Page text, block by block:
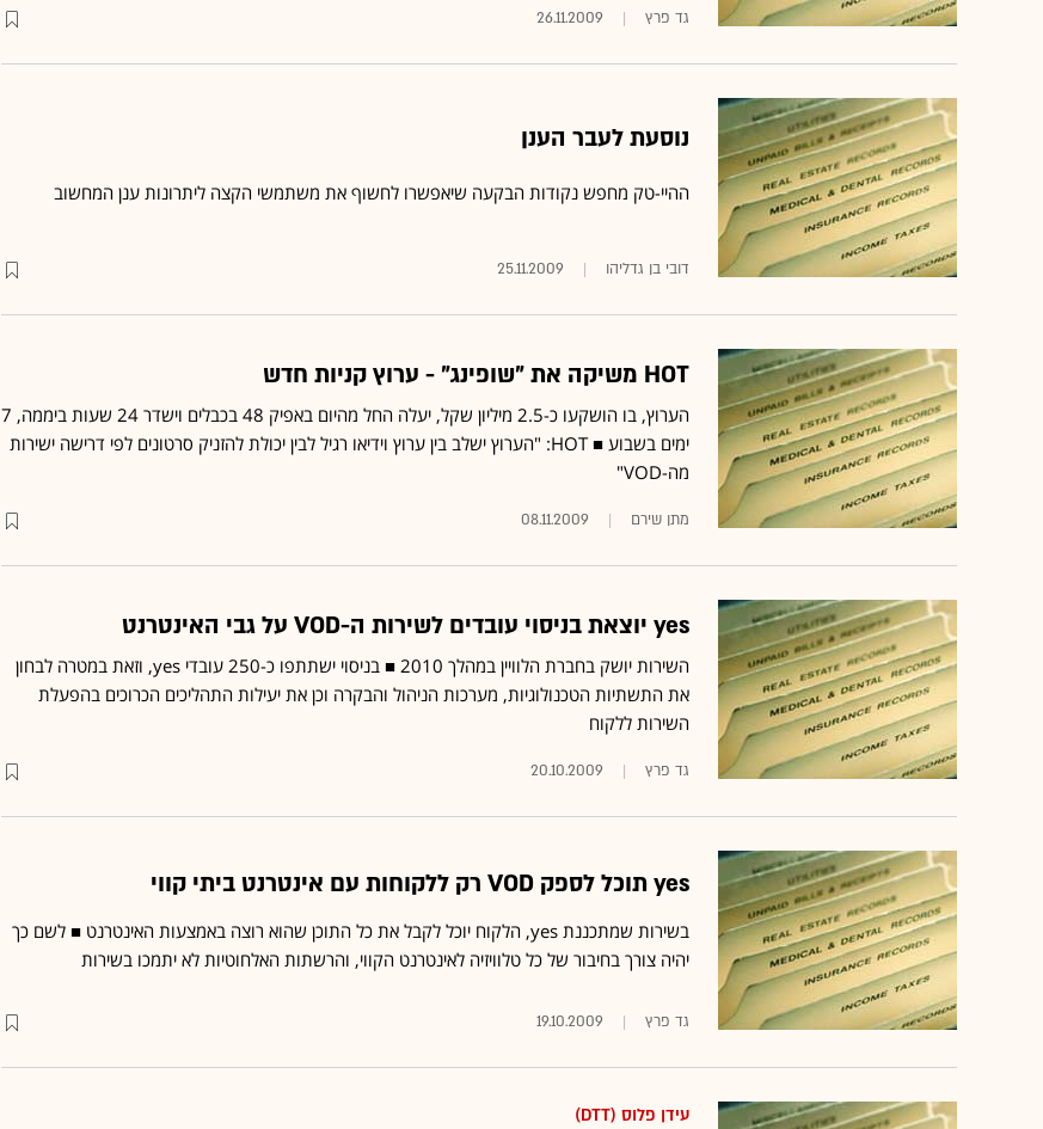
גד פרץ 26.11.2009
נוסעת לעבר הענן
ההיי-טק מחפש נקודות הבקעה שיאפשרו לחשוף את משתמשי הקצה ליתרונות ענן המחשוב
דובי בן גדליהו 25.11.2009
HOT משיקה את "שופינג" - ערוץ קניות חדש
הערוץ, בו הושקעו כ-2.5 מיליון שקל, יעלה החל מהיום באפיק 48 בכבלים וישדר 24 שעות ביממה, 7
ימים בשבוע ■ HOT: "הערוץ ישלב בין ערוץ וידיאו רגיל לבין יכולת להזניק סרטונים לפי דרישה ישירות
מה-VOD"
מתן שירם 08.11.2009
yes יוצאת בניסוי עובדים לשירות ה-VOD על גבי האינטרנט
השירות יושק בחברת הלוויין במהלך 2010 ■ בניסוי ישתתפו כ-250 עובדי yes, וזאת במטרה לבחון
את התשתיות הטכנולוגיות, מערכות הניהול והבקרה וכן את יעילות התהליכים הכרוכים בהפעלת
השירות ללקוח
גד פרץ 20.10.2009
yes תוכל לספק VOD רק ללקוחות עם אינטרנט ביתי קווי
בשירות שמתכננת yes, הלקוח יוכל לקבל את כל התוכן שהוא רוצה באמצעות האינטרנט ■ לשם כך
יהיה צורך בחיבור של כל טלוויזיה לאינטרנט הקווי, והרשתות האלחוטיות לא יתמכו בשירות
גד פרץ 19.10.2009
עידן פלוס (DTT)